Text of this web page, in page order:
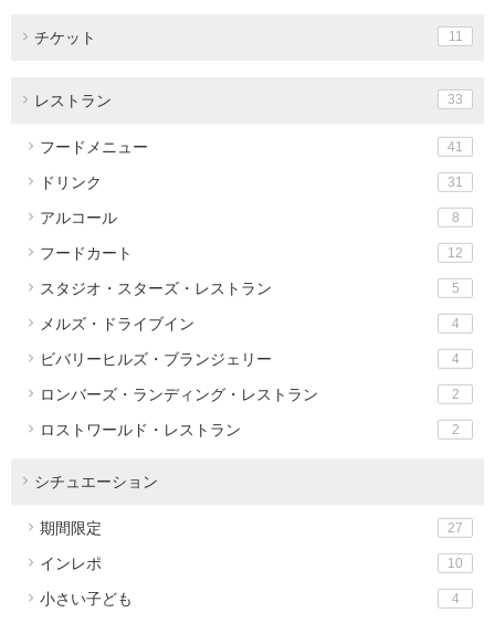
チケット 11
レストラン 33
フードメニュー 41
ドリンク 31
アルコール 8
フードカート 12
スタジオ・スターズ・レストラン 5
メルズ・ドライブイン 4
ビバリーヒルズ・ブランジェリー 4
ロンバーズ・ランディング・レストラン 2
ロストワールド・レストラン 2
シチュエーション
期間限定 27
インレポ 10
小さい子ども 4